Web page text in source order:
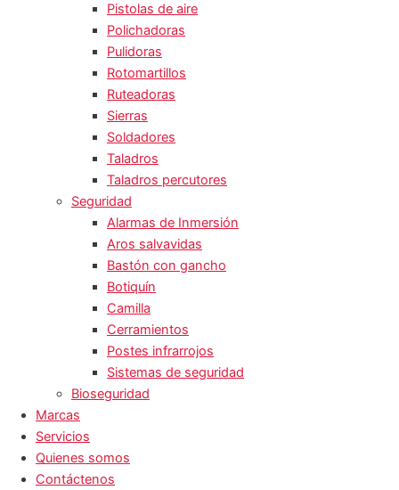
Pistolas de aire
Polichadoras
Pulidoras
Rotomartillos
Ruteadoras
Sierras
Soldadores
Taladros
Taladros percutores
Seguridad
Alarmas de Inmersión
Aros salvavidas
Bastón con gancho
Botiquín
Camilla
Cerramientos
Postes infrarrojos
Sistemas de seguridad
Bioseguridad
Marcas
Servicios
Quienes somos
Contáctenos